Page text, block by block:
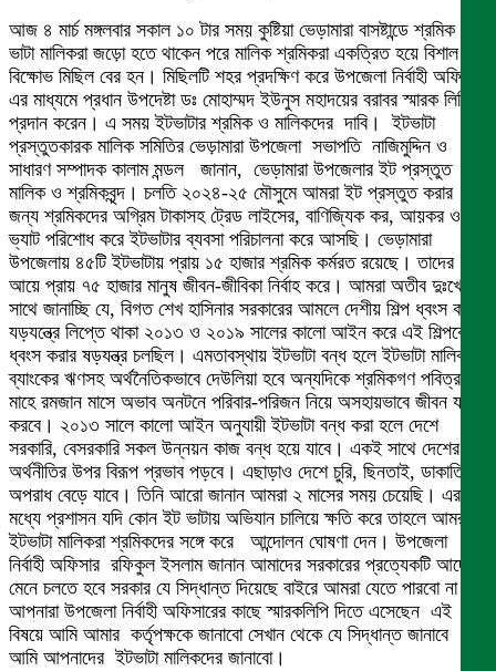
আজ ৪ মার্চ মঙ্গলবার সকাল ১০ টার সময় কুষ্টিয়া ভেড়ামারা বাসষ্টান্ডে শ্রমিক ও
ভাটা মালিকরা জড়ো হতে থাকেন পরে মালিক শ্রমিকরা একত্রিত হয়ে বিশাল এক
বিক্ষোভ মিছিল বের হন। মিছিলটি শহর প্রদক্ষিণ করে উপজেলা নির্বাহী অফিসার
এর মাধ্যমে প্রধান উপদেষ্টা ডঃ মোহাম্মদ ইউনুস মহাদয়ের বরাবর স্মারক লিপি
প্রদান করেন। এ সময় ইটভাটার শ্রমিক ও মালিকদের দাবি। ইটভাটা
প্রস্তুতকারক মালিক সমিতির ভেড়ামারা উপজেলা সভাপতি নাজিমুদ্দিন ও
সাধারণ সম্পাদক কালাম মন্ডল জানান, ভেড়ামারা উপজেলার ইট প্রস্তুত
মালিক ও শ্রমিকবৃন্দ। চলতি ২০২৪-২৫ মৌসুমে আমরা ইট প্রস্তুত করার
জন্য শ্রমিকদের অগ্রিম টাকাসহ ট্রেড লাইসের, বাণিজ্যিক কর, আয়কর ও
ভ্যাট পরিশোধ করে ইটভাটার ব্যবসা পরিচালনা করে আসছি। ভেড়ামারা
উপজেলায় ৪৫টি ইটভাটায় প্রায় ১৫ হাজার শ্রমিক কর্মরত রয়েছে। তাদের
আয়ে প্রায় ৭৫ হাজার মানুষ জীবন-জীবিকা নির্বাহ করে। আমরা অতীব দুঃখের
সাথে জানাচ্ছি যে, বিগত শেখ হাসিনার সরকারের আমলে দেশীয় শিল্প ধ্বংস করার
যড়যন্ত্রে লিপ্তে থাকা ২০১৩ ও ২০১৯ সালের কালো আইন করে এই শিল্পকে
ধ্বংস করার ষড়যন্ত্র চলছিল। এমতাবস্থায় ইটভাটা বন্ধ হলে ইটভাটা মালিকগণ
ব্যাংকের ঋণসহ অর্থনৈতিকভাবে দেউলিয়া হবে অন্যদিকে শ্রমিকগণ পবিত্র
মাহে রমজান মাসে অভাব অনটনে পরিবার-পরিজন নিয়ে অসহায়ভাবে জীবন যাপন
করবে। ২০১৩ সালে কালো আইন অনুযায়ী ইটভাটা বন্ধ করা হলে দেশে
সরকারি, বেসরকারি সকল উন্নয়ন কাজ বন্ধ হয়ে যাবে। একই সাথে দেশের
অর্থনীতির উপর বিরূপ প্রভাব পড়বে। এছাড়াও দেশে চুরি, ছিনতাই, ডাকাতিসহ
অপরাধ বেড়ে যাবে। তিনি আরো জানান আমরা ২ মাসের সময় চেয়েছি। এর
মধ্যে প্রশাসন যদি কোন ইট ভাটায় অভিযান চালিয়ে ক্ষতি করে তাহলে আমরা
ইটভাটা মালিকরা শ্রমিকদের সঙ্গে করে আন্দোলন ঘোষণা দেন। উপজেলা
নির্বাহী অফিসার রফিকুল ইসলাম জানান আমাদের সরকারের প্রত্যেকটি আদেশ
মেনে চলতে হবে সরকার যে সিদ্ধান্ত দিয়েছে বাইরে আমরা যেতে পারবো না।
আপনারা উপজেলা নির্বাহী অফিসারের কাছে স্মারকলিপি দিতে এসেছেন এই
বিষয়ে আমি আমার কর্তৃপক্ষকে জানাবো সেখান থেকে যে সিদ্ধান্ত জানাবে
আমি আপনাদের ইটভাটা মালিকদের জানাবো।